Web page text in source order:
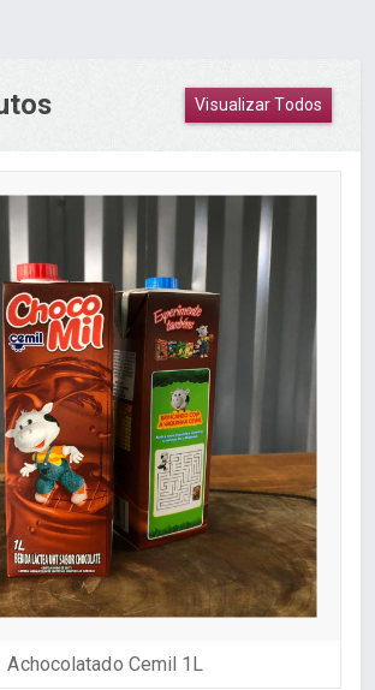
Visualizar Todos
Achocolatado Cemil 1L